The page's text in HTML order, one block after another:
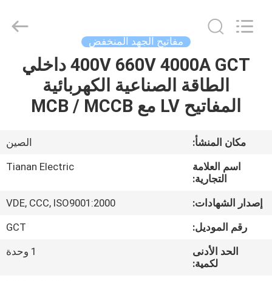
الصفحة
الرئيسية
عرض
الافتراضي
معلومات
(Group)
Co.,Ltd..
مفاتيح الجهد المنخفض
400V 660V 4000A GCT داخلي
الطاقة الصناعية الكهربائية
المفاتيح LV مع MCB / MCCB
مكان المنشأ:
الصين
اسم العلامة
التجارية:
Tianan Electric
إصدار الشهادات:
VDE, CCC, ISO9001:2000
رقم الموديل:
GCT
الحد الأدنى
لكمية:
1 وحدة